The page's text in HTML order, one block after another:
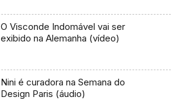
O Visconde Indomável vai ser
exibido na Alemanha (vídeo)
Nini é curadora na Semana do
Design Paris (áudio)